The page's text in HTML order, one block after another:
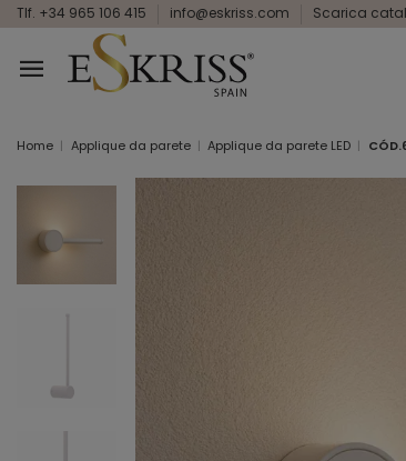
Tlf. +34 965 106 415 info@eskriss.com Scarica
Home Applique da parete Applique da parete LED